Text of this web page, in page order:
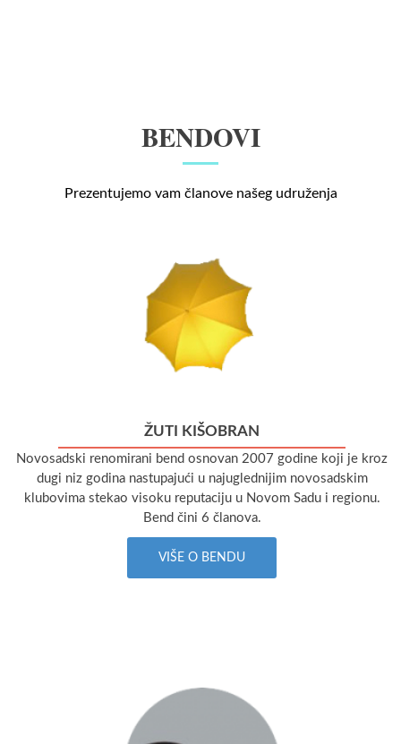
BENDOVI
Prezentujemo vam članove našeg udruženja
ŽUTI KIŠOBRAN
Novosadski renomirani bend osnovan 2007 godine koji je kroz
dugi niz godina nastupajući u najuglednijim novosadskim
klubovima stekao visoku reputaciju u Novom Sadu i regionu.
Bend čini 6 članova.
VIŠE O BENDU